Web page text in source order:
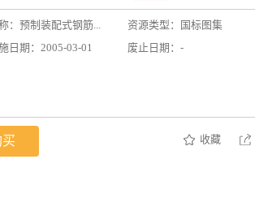
： 预制装配式钢筋...
资源类型：国标图集
日期：2005-03-01
废止日期：-
收藏